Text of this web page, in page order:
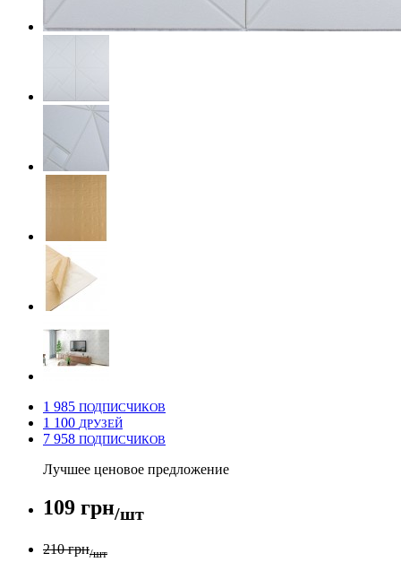
1 985 ПОДПИСЧИКОВ
1 100 ДРУЗЕЙ
7 958 ПОДПИСЧИКОВ
Лучшее ценовое предложение
109 грн/шт
210 грн/шт